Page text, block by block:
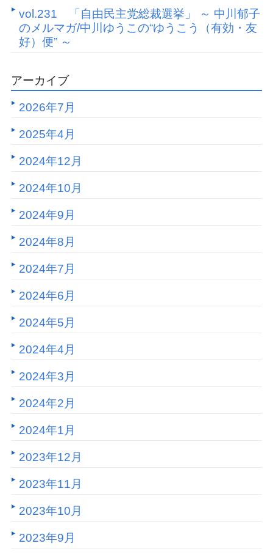
vol.231 「自由民主党総裁選挙」 ～ 中川郁子
のメルマガ/中川ゆうこの“ゆうこう（有効・友
好）便” ～
アーカイブ
2026年7月
2025年4月
2024年12月
2024年10月
2024年9月
2024年8月
2024年7月
2024年6月
2024年5月
2024年4月
2024年3月
2024年2月
2024年1月
2023年12月
2023年11月
2023年10月
2023年9月